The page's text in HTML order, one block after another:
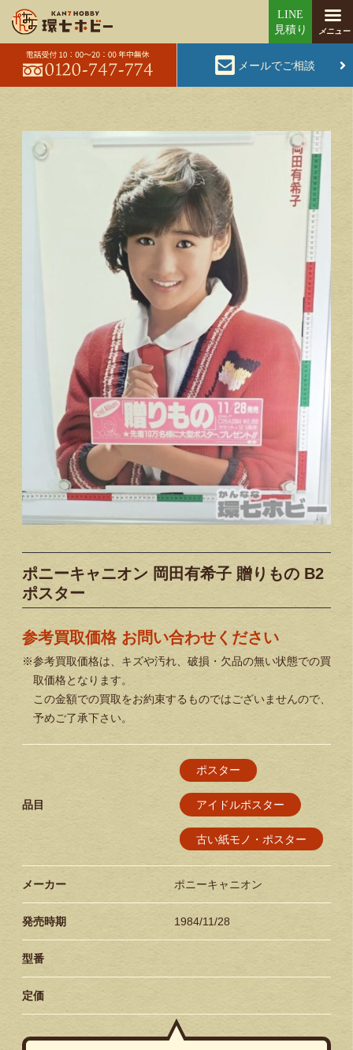
メールでご相談
ポニーキャニオン 岡田有希子 贈りもの B2
ポスター
参考買取価格 お問い合わせください
※参考買取価格は、キズや汚れ、破損・欠品の無い状態での買
取価格となります。
この金額での買取をお約束するものではございませんので、
予めご了承下さい。
品目
ポスター
アイドルポスター
古い紙モノ・ポスター
メーカー ポニーキャニオン
発売時期 1984/11/28
型番
定価